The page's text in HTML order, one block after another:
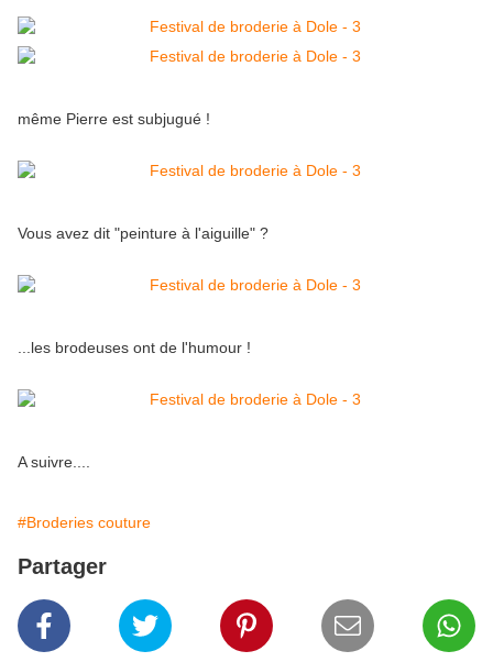
même Pierre est subjugué !
Vous avez dit "peinture à l'aiguille" ?
...les brodeuses ont de l'humour !
A suivre....
#Broderies couture
Partager